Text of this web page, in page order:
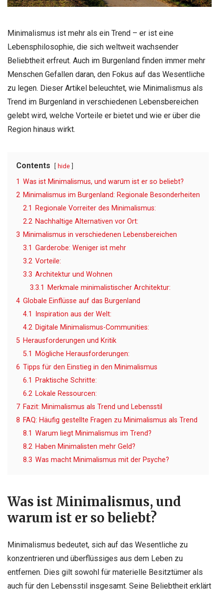
Minimalismus ist mehr als ein Trend – er ist eine
Lebensphilosophie, die sich weltweit wachsender
Beliebtheit erfreut. Auch im Burgenland finden immer mehr
Menschen Gefallen daran, den Fokus auf das Wesentliche
zu legen. Dieser Artikel beleuchtet, wie Minimalismus als
Trend im Burgenland in verschiedenen Lebensbereichen
gelebt wird, welche Vorteile er bietet und wie er über die
Region hinaus wirkt.
Contents hide
1 Was ist Minimalismus, und warum ist er so beliebt?
2 Minimalismus im Burgenland: Regionale Besonderheiten
2.1
Regionale Vorreiter des Minimalismus:
2.2 Nachhaltige Alternativen vor Ort:
3 Minimalismus in verschiedenen Lebensbereichen
3.1 Garderobe: Weniger ist mehr
3.2 Vorteile:
3.3 Architektur und Wohnen
3.3.1
Merkmale minimalistischer Architektur:
4 Globale Einflüsse auf das Burgenland
4.1
Inspiration aus der Welt:
4.2 Digitale Minimalismus-Communities:
5 Herausforderungen und Kritik
5.1
Mögliche Herausforderungen:
6 Tipps für den Einstieg in den Minimalismus
6.1
Praktische Schritte:
6.2 Lokale Ressourcen:
7 Fazit: Minimalismus als Trend und Lebensstil
8 FAQ: Häufig gestellte Fragen zu Minimalismus als Trend
8.1 Warum liegt Minimalismus im Trend?
8.2 Haben Minimalisten mehr Geld?
8.3 Was macht Minimalismus mit der Psyche?
Was ist Minimalismus, und
warum ist er so beliebt?
Minimalismus bedeutet, sich auf das Wesentliche zu
konzentrieren und überflüssiges aus dem Leben zu
entfernen. Dies gilt sowohl für materielle Besitztümer als
auch für den Lebensstil insgesamt. Seine Beliebtheit erklärt